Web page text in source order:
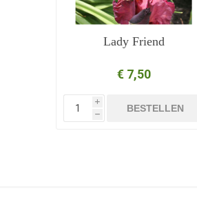
Lady Friend
€ 7,50
i
h
BESTELLEN